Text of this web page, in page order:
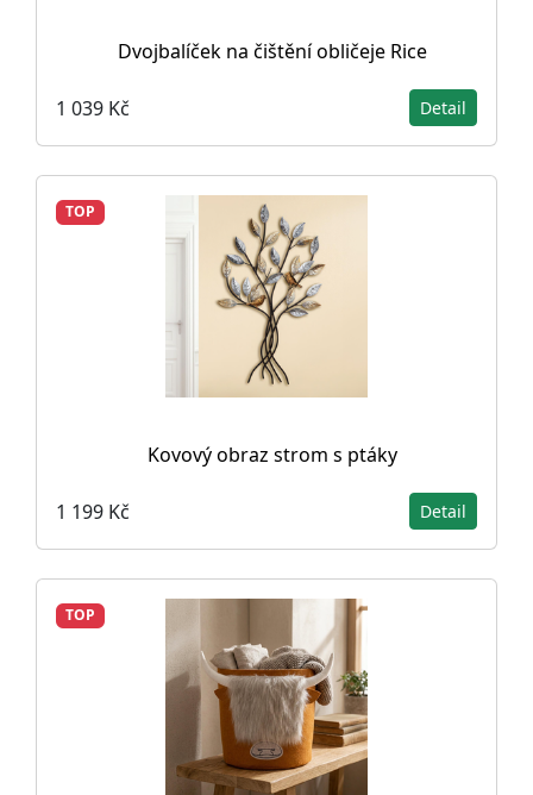
Dvojbalíček na čištění obličeje Rice
1 039 Kč Detail
TOP
Kovový obraz strom s ptáky
1 199 Kč Detail
TOP